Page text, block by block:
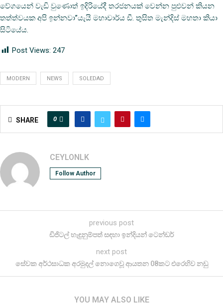
වේගයෙන් වැඩි වුණොත් ඉදිරියේදී තරජනයක් වෙන්න පුළුවන් කියන
තත්ත්වයක අපි ඉන්නවා”යැයි මහාචාර්ය ඩී. තුසිත මැන්දිස් මහතා කියා
සිටියේය.
Post Views: 247
MODERN NEWS SOLEDAD
SHARE 0
CEYLONLK
Follow Author
previous post
ඩිජිටල් හැඳුනුම්පත් සඳහා ඉන්දියන් ටෙන්ඩර්
next post
සේවක අර්ථසාධක අරමුදල් නොගෙවූ ආයතන 08කට එරෙහිව නඩු
YOU MAY ALSO LIKE